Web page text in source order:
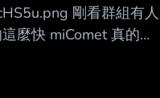
剛看群組有人
麼快 miComet 真的好